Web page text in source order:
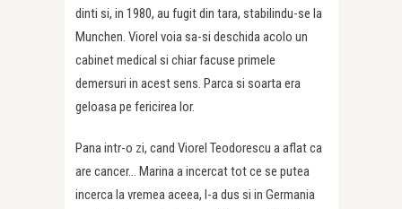
dinti si, in 1980, au fugit din tara, stabilindu-se la
Munchen. Viorel voia sa-si deschida acolo un
cabinet medical si chiar facuse primele
demersuri in acest sens. Parca si soarta era
geloasa pe fericirea lor.
Pana intr-o zi, cand Viorel Teodorescu a aflat ca
are cancer… Marina a incercat tot ce se putea
incerca la vremea aceea, l-a dus si in Germania